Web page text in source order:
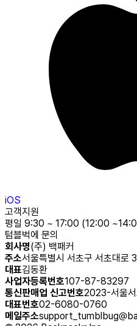
iOS
고객지원
평일 9:30 ~ 17:00 (12:00
텀블벅에 문의
회사명(주) 백패커
주소서울특별시 서초구 서초대로
대표김동환
사업자등록번호107-87-83297
통신판매업 신고번호2023-서울
대표번호02-6080-0760
메일주소